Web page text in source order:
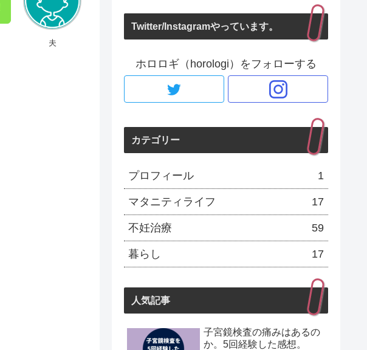
夫
Twitter/Instagramやっています。
ホロロギ（horologi）をフォローする
カテゴリー
プロフィール 1
マタニティライフ 17
不妊治療 59
暮らし 17
人気記事
子宮鏡検査の痛みはあるの
か。5回経験した感想。